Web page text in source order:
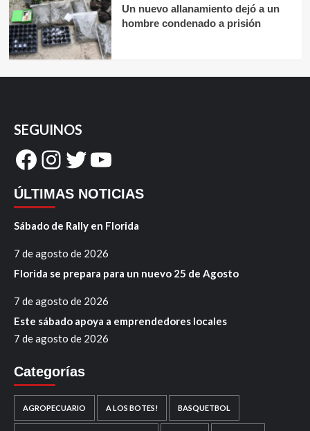
Un nuevo allanamiento dejó a un
hombre condenado a prisión
SEGUINOS
Facebook
Instagram
Twitter
YouTube
ÚLTIMAS NOTICIAS
Sábado de Rally en Florida
7 de agosto de 2026
Florida se prepara para un nuevo 25 de Agosto
7 de agosto de 2026
Este sábado apoya a emprendedores locales
7 de agosto de 2026
Categorías
AGROPECUARIO A LOS BOTES! BASQUETBOL